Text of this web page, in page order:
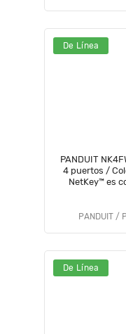
De Línea
PANDUIT
4 puertos /
NetKey™ es
PANDUIT /
De Línea